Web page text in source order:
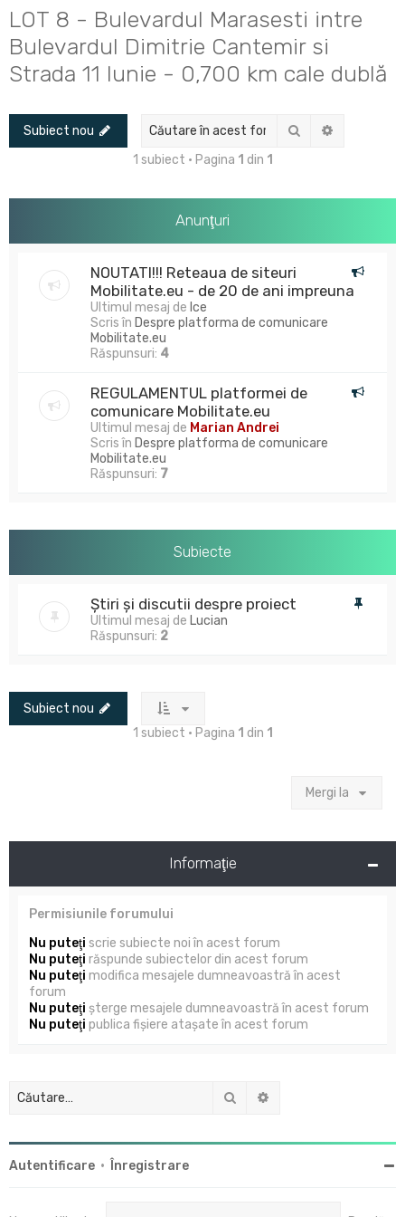
LOT 8 - Bulevardul Marasesti intre
Bulevardul Dimitrie Cantemir si
Strada 11 Iunie - 0,700 km cale dublă
Subiect nou Căutare
1 subiect • Pagina 1 din 1
Anunţuri
NOUTATI!!! Reteaua de siteuri
Mobilitate.eu - de 20 de ani impreuna
Ultimul mesaj de Ice
Scris în Despre platforma de comunicare
Mobilitate.eu
Răspunsuri: 4
REGULAMENTUL platformei de
comunicare Mobilitate.eu
Ultimul mesaj de Marian Andrei
Scris în Despre platforma de comunicare
Mobilitate.eu
Răspunsuri: 7
Subiecte
Știri și discutii despre proiect
Ultimul mesaj de Lucian
Răspunsuri: 2
Subiect nou
1 subiect • Pagina 1 din 1
Mergi la
Informaţie
Permisiunile forumului
Nu puteţi scrie subiecte noi în acest forum
Nu puteţi răspunde subiectelor din acest forum
Nu puteţi modifica mesajele dumneavoastră în acest
forum
Nu puteţi şterge mesajele dumneavoastră în acest forum
Nu puteţi publica fişiere ataşate în acest forum
Căutare
Autentificare • Înregistrare